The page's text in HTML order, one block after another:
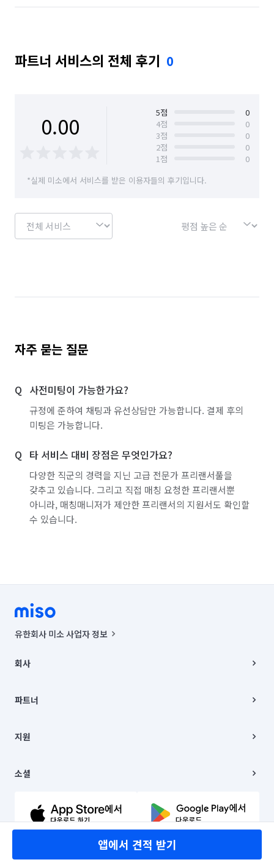
파트너 서비스의 전체 후기 0
0.00 5점
0
4점
0
3점
0
2점
0
1점
0
*실제 미소에서 서비스를 받은 이용자들의 후기입니다.
자주 묻는 질문
사전미팅이 가능한가요?
규정에 준하여 채팅과 유선상담만 가능합니다. 결제 후의
미팅은 가능합니다.
타 서비스 대비 장점은 무엇인가요?
다양한 직군의 경력을 지닌 고급 전문가 프리랜서풀을
갖추고 있습니다. 그리고 직접 매칭 요청한 프리랜서뿐
아니라, 매칭매니저가 제안한 프리랜서의 지원서도 확인할
수 있습니다.
앱에서 견적 받기
유한회사 미소 사업자 정보
00019 |
주소 | 본사: 서울특별시 종로구 율곡로 6(중학동, 트윈트리빌딩) B동 5층
컨택센터 : 서울특별시 종로구 수송동 율곡로 24, 7층, 8층 미소
상품, 상품정보, 거래에 관한 의무와 책임은 거래당사자에게 있습니다.
언론 보도 관련 문의:
© 유한회사 미소. Miso, Inc. All Rights Reserved.
회사
채용
파트너
이사
지원
이용약관
문의하기
소셜
유튜브